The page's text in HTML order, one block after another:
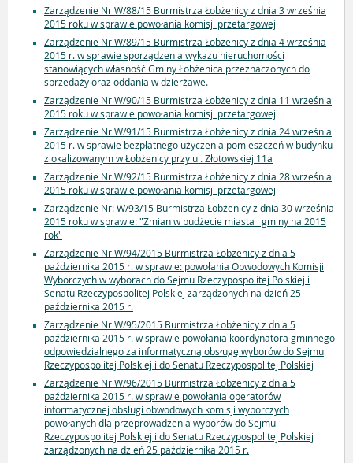
Zarządzenie Nr W/88/15 Burmistrza Łobżenicy z dnia 3 września
2015 roku w sprawie powołania komisji przetargowej
Zarządzenie Nr W/89/15 Burmistrza Łobżenicy z dnia 4 września
2015 r. w sprawie sporządzenia wykazu nieruchomości
stanowiących własność Gminy Łobżenica przeznaczonych do
sprzedaży oraz oddania w dzierżawe.
Zarządzenie Nr W/90/15 Burmistrza Łobżenicy z dnia 11 września
2015 roku w sprawie powołania komisji przetargowej
Zarządzenie Nr W/91/15 Burmistrza Łobżenicy z dnia 24 września
2015 r. w sprawie bezpłatnego użyczenia pomieszczeń w budynku
zlokalizowanym w Łobżenicy przy ul. Złotowskiej 11a
Zarządzenie Nr W/92/15 Burmistrza Łobżenicy z dnia 28 września
2015 roku w sprawie powołania komisji przetargowej
Zarządzenie Nr: W/93/15 Burmistrza Łobżenicy z dnia 30 września
2015 roku w sprawie: "Zmian w budżecie miasta i gminy na 2015
rok"
Zarządzenie Nr W/94/2015 Burmistrza Łobżenicy z dnia 5
października 2015 r. w sprawie: powołania Obwodowych Komisji
Wyborczych w wyborach do Sejmu Rzeczypospolitej Polskiej i
Senatu Rzeczypospolitej Polskiej zarządzonych na dzień 25
października 2015 r.
Zarządzenie Nr W/95/2015 Burmistrza Łobżenicy z dnia 5
października 2015 r. w sprawie powołania koordynatora gminnego
odpowiedzialnego za informatyczną obsługę wyborów do Sejmu
Rzeczypospolitej Polskiej i do Senatu Rzeczypospolitej Polskiej
Zarządzenie Nr W/96/2015 Burmistrza Łobżenicy z dnia 5
października 2015 r. w sprawie powołania operatorów
informatycznej obsługi obwodowych komisji wyborczych
powołanych dla przeprowadzenia wyborów do Sejmu
Rzeczypospolitej Polskiej i do Senatu Rzeczypospolitej Polskiej
zarządzonych na dzień 25 października 2015 r.